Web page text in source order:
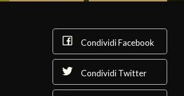
Condividi Facebook
Condividi Twitter